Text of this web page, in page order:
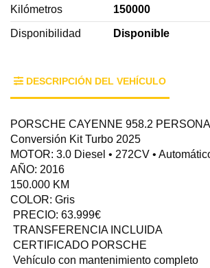
Kilómetros 150000
Disponibilidad Disponible
DESCRIPCIÓN DEL VEHÍCULO
PORSCHE CAYENNE 958.2
Conversión Kit Turbo 2025
MOTOR: 3.0 Diesel • 272CV •
AÑO: 2016
150.000 KM
COLOR: Gris
PRECIO: 63.999€
TRANSFERENCIA INCLUIDA
CERTIFICADO PORSCHE
Vehículo con mantenimiento completo